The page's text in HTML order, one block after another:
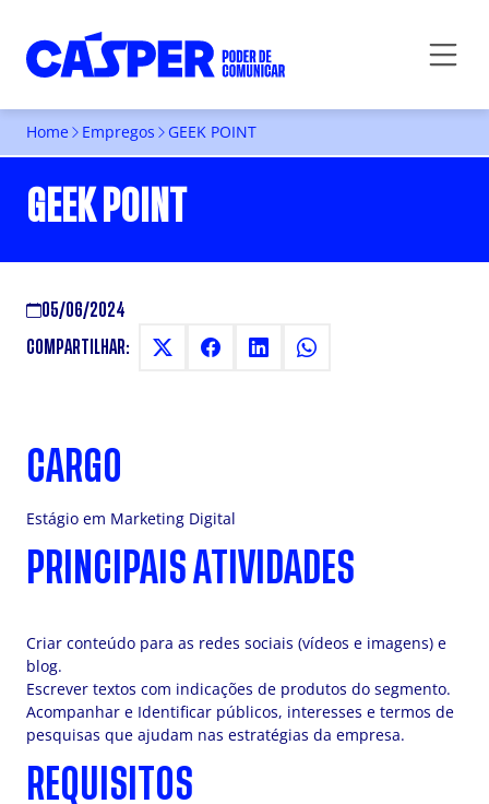
Home Empregos GEEK POINT
GEEK POINT
05/06/2024
COMPARTILHAR:
CARGO
Estágio em Marketing Digital
PRINCIPAIS ATIVIDADES
Criar conteúdo para as redes sociais (vídeos e imagens) e
blog.
Escrever textos com indicações de produtos do segmento.
Acompanhar e Identificar públicos, interesses e termos de
pesquisas que ajudam nas estratégias da empresa.
REQUISITOS